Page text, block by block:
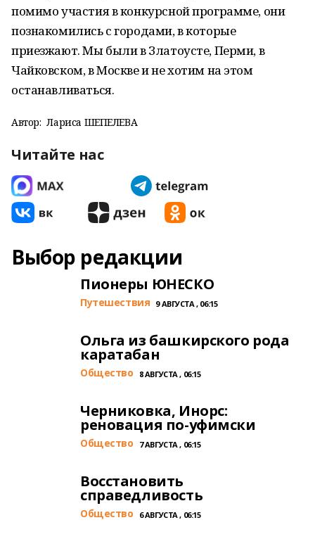
помимо участия в конкурсной программе, они
познакомились с городами, в которые
приезжают. Мы были в Златоусте, Перми, в
Чайковском, в Москве и не хотим на этом
останавливаться.
Автор: Лариса ШЕПЕЛЕВА
Читайте нас
Выбор редакции
Пионеры ЮНЕСКО
Путешествия 9 АВГУСТА , 06:15
Ольга из башкирского рода
каратабан
Общество 8 АВГУСТА , 06:15
Черниковка, Инорс:
реновация по-уфимски
Общество 7 АВГУСТА , 06:15
Восстановить
справедливость
Общество 6 АВГУСТА , 06:15